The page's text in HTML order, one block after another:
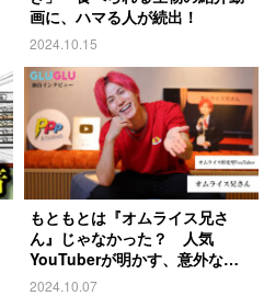
画に、ハマる人が続出！
2024.10.15
もともとは『オムライス兄さ
ん』じゃなかった？ 人気
YouTuberが明かす、意外な過
去とは
2024.10.07